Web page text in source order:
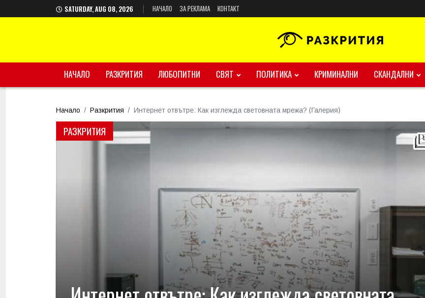
SATURDAY, AUG 08, 2026 НАЧАЛО ЗА РЕКЛАМА КОНТАКТ
НАЧАЛО РАЗКРИТИЯ ЛЮБОПИТНИ СВЯТ ПОЛИТИКА КРИМИНАЛНИ СКАНДАЛНИ
Начало Разкрития Интернет отвътре: Как изглежда световната мрежа? (Галерия)
РАЗКРИТИЯ